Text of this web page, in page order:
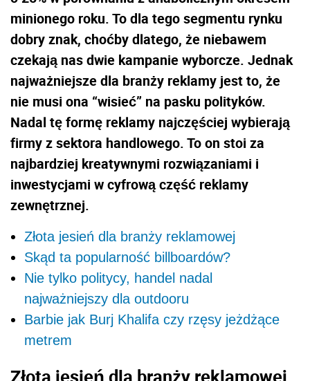
minionego roku. To dla tego segmentu rynku
dobry znak, choćby dlatego, że niebawem
czekają nas dwie kampanie wyborcze. Jednak
najważniejsze dla branży reklamy jest to, że
nie musi ona “wisieć” na pasku polityków.
Nadal tę formę reklamy najczęściej wybierają
firmy z sektora handlowego. To on stoi za
najbardziej kreatywnymi rozwiązaniami i
inwestycjami w cyfrową część reklamy
zewnętrznej.
Złota jesień dla branży reklamowej
Skąd ta popularność billboardów?
Nie tylko politycy, handel nadal
najważniejszy dla outdooru
Barbie jak Burj Khalifa czy rzęsy jeżdżące
metrem
Złota jesień dla branży reklamowej